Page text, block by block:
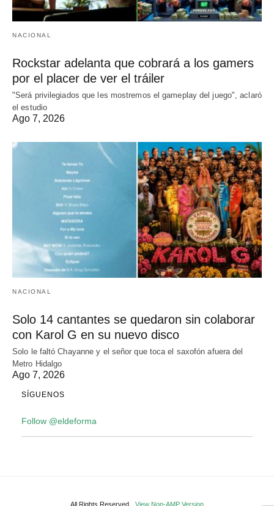
NACIONAL
Rockstar adelanta que cobrará a los gamers
por el placer de ver el tráiler
"Será privilegiados que les mostremos el gameplay del juego", aclaró
el estudio
Ago 7, 2026
NACIONAL
Solo 14 cantantes se quedaron sin colaborar
con Karol G en su nuevo disco
Solo le faltó Chayanne y el señor que toca el saxofón afuera del
Metro Hidalgo
Ago 7, 2026
SÍGUENOS
Follow @eldeforma
All Rights Reserved View Non-AMP Version